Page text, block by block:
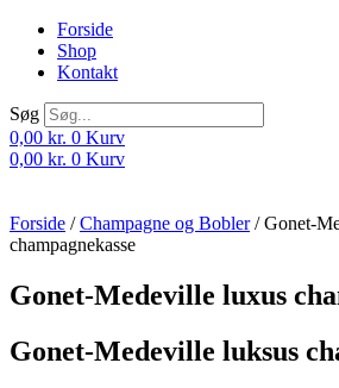
Forside
Shop
Kontakt
Søg
0,00 kr. 0 Kurv
0,00 kr. 0 Kurv
Forside /Champagne og Bobler/ Gonet-
champagnekasse
Gonet-Medeville luxus
Gonet-Medeville luksus